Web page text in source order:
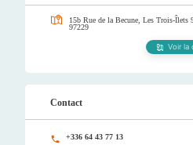
15b Rue de la Becune, Les Trois-Îlets
97229
Voir la
Contact
+336 64 43 77 13